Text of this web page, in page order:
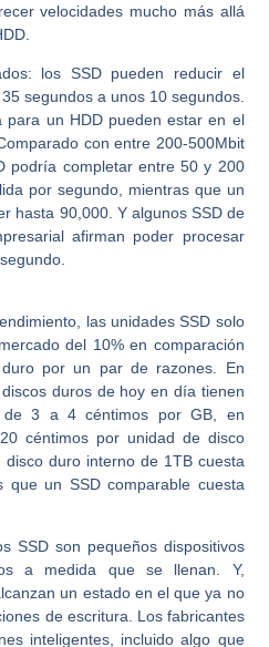
velocidades mucho más allá
los SSD pueden reducir el
segundos a unos 10 segundos.
para un HDD pueden estar en el
con entre 200-500Mbit
podría completar entre 50 y 200
por segundo, mientras que un
hasta 90,000. Y algunos SSD de
afirman poder procesar
las unidades SSD solo
del 10% en comparación
por un par de razones. En
duros de hoy en día tienen
de 3 a 4 céntimos por GB, en
céntimos por unidad de disco
duro interno de 1TB cuesta
un SSD comparable cuesta
SSD son pequeños dispositivos
a medida que se llenan. Y,
un estado en el que ya no
de escritura. Los fabricantes
inteligentes, incluido algo que